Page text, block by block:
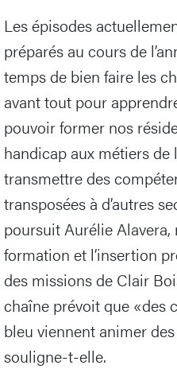
Les épisodes
préparés au cours de
temps de bien faire les
avant tout pour
pouvoir former nos
handicap aux métiers de
transmettre des
transposées à d’autres
poursuit Aurélie Alavera,
formation et l’insertion
des missions de Clair
chaîne prévoit que «des
bleu viennent animer
souligne-t-elle.